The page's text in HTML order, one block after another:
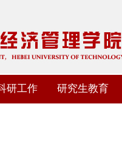
研工作 研究生教育